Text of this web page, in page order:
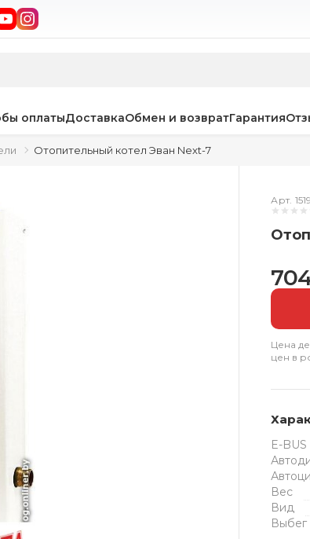
оплатыДоставкаОбмен и возвратГарантия
Отопительный котел Эван Next-7
Арт.
Цена
цен в
E-
Вес
Вид
Выбег